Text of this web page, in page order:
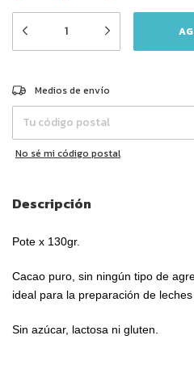
Entregas para el CP:
Medios de envío
No sé mi código postal
Descripción
Pote x 130gr.
Cacao puro, sin ningún tipo de
ideal para la preparación de leches
Sin azúcar, lactosa ni gluten.